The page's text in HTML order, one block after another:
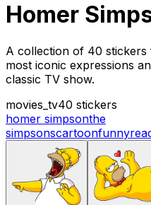
Homer
A collection of 40
most iconic expressions
classic TV show.
movies_tv40 stickers
homer simpsonthe
simpsonscartoonfunny